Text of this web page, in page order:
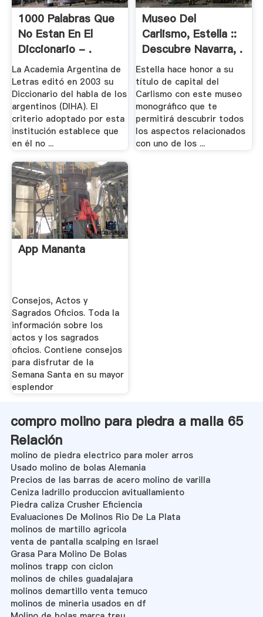
1000 Palabras Que
No Estan En El
Diccionario - .
La Academia Argentina de
Letras editó en 2003 su
Diccionario del habla de los
argentinos (DIHA). El
criterio adoptado por esta
institución establece que
en él no ...
Museo Del
Carlismo, Estella ::
Descubre Navarra, .
Estella hace honor a su
título de capital del
Carlismo con este museo
monográfico que te
permitirá descubrir todos
los aspectos relacionados
con uno de los ...
App Mananta
Consejos, Actos y
Sagrados Oficios. Toda la
información sobre los
actos y los sagrados
oficios. Contiene consejos
para disfrutar de la
Semana Santa en su mayor
esplendor
compro molino para piedra a malla 65
Relación
molino de piedra electrico para moler arros
Usado molino de bolas Alemania
Precios de las barras de acero molino de varilla
Ceniza ladrillo produccion avituallamiento
Piedra caliza Crusher Eficiencia
Evaluaciones De Molinos Rio De La Plata
molinos de martillo agricola
venta de pantalla scalping en Israel
Grasa Para Molino De Bolas
molinos trapp con ciclon
molinos de chiles guadalajara
molinos demartillo venta temuco
molinos de mineria usados en df